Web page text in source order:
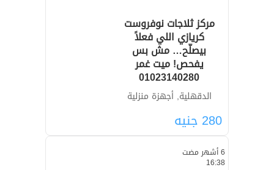
مركز ثلاجات نوفروست
كريازي اللي فعلاً
بيصلّح… مش بس
يفحص! ميت غمر
01023140280
الدقهلية, أجهزة منزلية
280 جنيه
6 أشهر مضت
16:38